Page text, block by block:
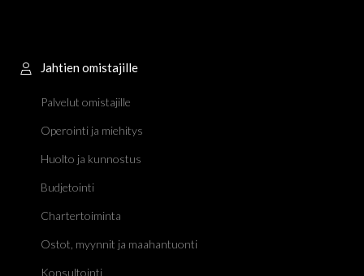
Jahtien omistajille
Palvelut omistajille
Operointi ja miehitys
Huolto ja kunnostus
Budjetointi
Chartertoiminta
Ostot, myynnit ja maahantuonti
Konsultointi